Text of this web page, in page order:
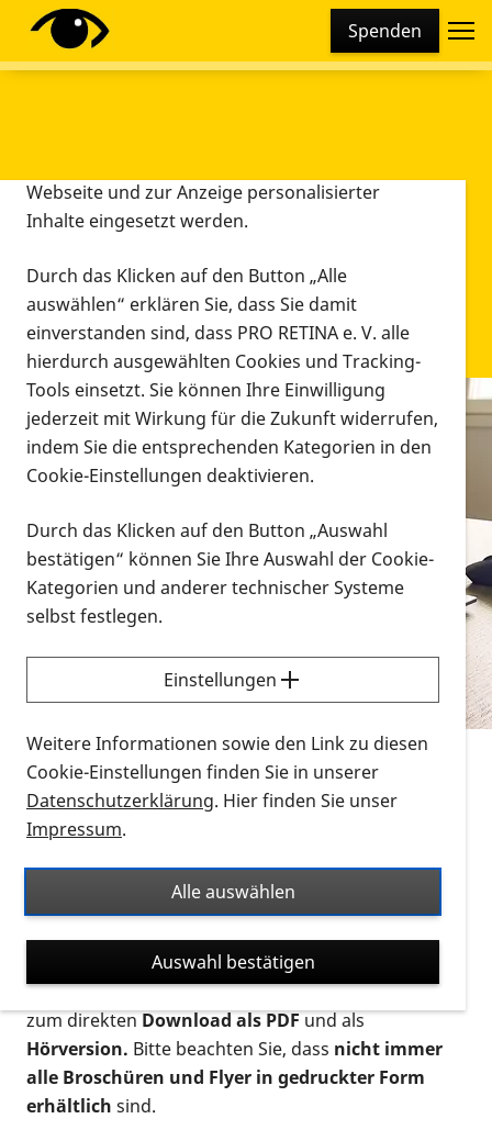
Spenden
Infomaterial
Infomaterial
Vorlesen
Alle Infomaterialien in verschiedenen
Formaten an einem Ort
Sie möchten wissen, wie Sie nach Infonmaterial
suchen und dieses bestellen bzw. herunterladen
können? Schauen Sie sich dieErklärvideos zum
Thema Infomaterial auf der PRO RETINA-Website
für blinde und sehbehinderte Menschen an.
Auf dieser Seite finden Sie sämtliches Infomaterial
Ort. Nutzen Sie den Formatfilter, um ausschließlich
nach Flyern und Broschüren, Audios oder Videos zu
suchen. Die meisten Flyer und Broschüren werden in
verschiedenen Formaten angeboten: zur
postalischen Bestellung als gedruckte Variante
zum direktenDownload als PDFund als
Hörversion. Bitte beachten Sie, dass nicht immer
alle Broschüren und Flyer in gedruckter Form
erhältlich sind.
Diese Webseite setzt verschiedene Cookies und
Tracking-Tools ein. Dies beinhaltet Cookies und
Webseite und zur Anzeige personalisierter
Inhalte eingesetzt werden.
Durch das Klicken auf den Button „Alle
auswählen“ erklären Sie, dass Sie damit
einverstanden sind, dass PRO RETINA e. V. alle
hierdurch ausgewählten Cookies und Tracking-
Tools einsetzt. Sie können Ihre Einwilligung
jederzeit mit Wirkung für die Zukunft widerrufen,
indem Sie die entsprechenden Kategorien in den
Cookie-Einstellungen deaktivieren.
Durch das Klicken auf den Button „Auswahl
bestätigen“ können Sie Ihre Auswahl der Cookie-
Kategorien und anderer technischer Systeme
selbst festlegen.
Einstellungen
Weitere Informationen sowie den Link zu diesen
Cookie-Einstellungen finden Sie in unserer
Datenschutzerklärung. Hier finden Sie unser
Impressum.
Alle auswählen
Auswahl bestätigen